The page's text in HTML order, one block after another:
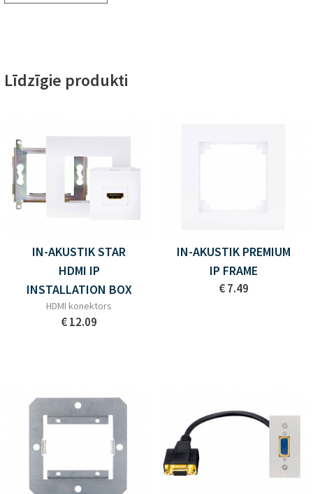
Līdzīgie produkti
IN-AKUSTIK STAR
HDMI IP
INSTALLATION BOX
HDMI konektors
€ 12.09
IN-AKUSTIK PREMIUM
IP FRAME
€ 7.49